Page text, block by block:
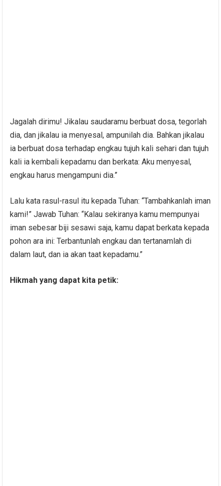
Jagalah dirimu! Jikalau saudaramu berbuat dosa, tegorlah
dia, dan jikalau ia menyesal, ampunilah dia. Bahkan jikalau
ia berbuat dosa terhadap engkau tujuh kali sehari dan tujuh
kali ia kembali kepadamu dan berkata: Aku menyesal,
engkau harus mengampuni dia.”
Lalu kata rasul-rasul itu kepada Tuhan: “Tambahkanlah iman
kami!” Jawab Tuhan: “Kalau sekiranya kamu mempunyai
iman sebesar biji sesawi saja, kamu dapat berkata kepada
pohon ara ini: Terbantunlah engkau dan tertanamlah di
dalam laut, dan ia akan taat kepadamu.”
Hikmah yang dapat kita petik: